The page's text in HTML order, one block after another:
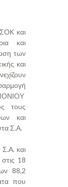
και
και
των
και
τους
και
Σ.Α.
και
18
88,2
που